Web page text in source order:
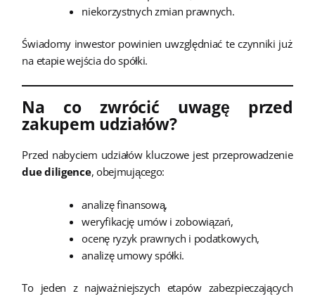
niekorzystnych zmian prawnych.
Świadomy inwestor powinien uwzględniać te czynniki już
na etapie wejścia do spółki.
Na co zwrócić uwagę przed
zakupem udziałów?
Przed nabyciem udziałów kluczowe jest przeprowadzenie
due diligence, obejmującego:
analizę finansową,
weryfikację umów i zobowiązań,
ocenę ryzyk prawnych i podatkowych,
analizę umowy spółki.
To jeden z najważniejszych etapów zabezpieczających